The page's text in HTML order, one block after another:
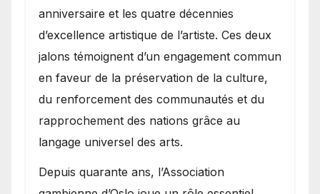
anniversaire et les quatre décennies
d’excellence artistique de l’artiste. Ces deux
jalons témoignent d’un engagement commun
en faveur de la préservation de la culture,
du renforcement des communautés et du
rapprochement des nations grâce au
langage universel des arts.
​Depuis quarante ans, l’Association